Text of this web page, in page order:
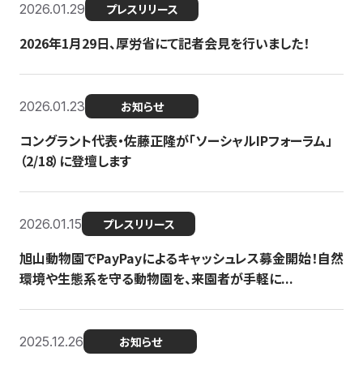
2026.01.29 プレスリリース
2026年1月29日、厚労省にて記者会見を行いました！
2026.01.23 お知らせ
コングラント代表・佐藤正隆が「ソーシャルIPフォーラム」
（2/18）に登壇します
2026.01.15 プレスリリース
旭山動物園でPayPayによるキャッシュレス募金開始！自然
環境や生態系を守る動物園を、来園者が手軽に...
2025.12.26 お知らせ